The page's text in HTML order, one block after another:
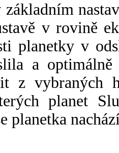
v rovině
planetky v
a
z vybraných
planet
planetka